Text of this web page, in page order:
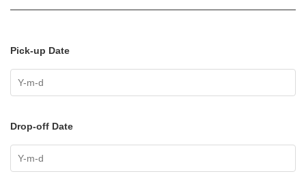
Pick-up Date
Drop-off Date